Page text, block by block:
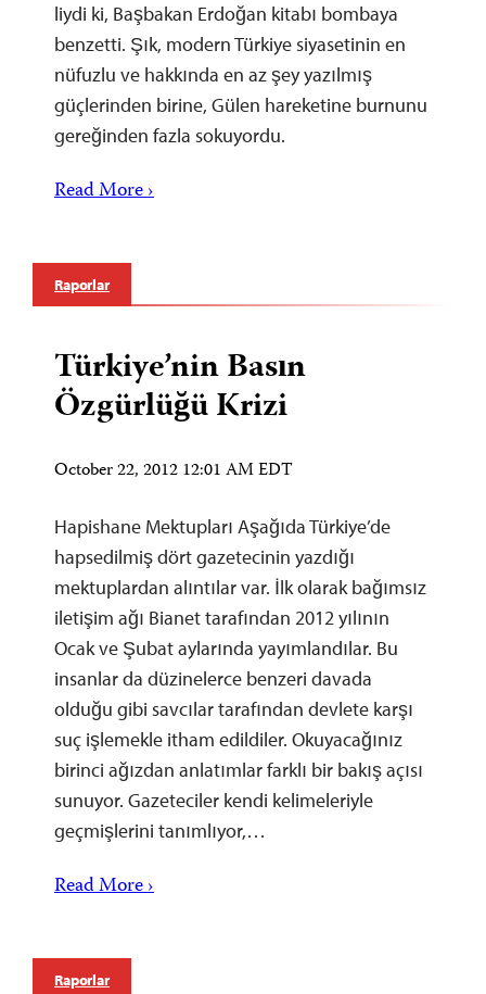
liydi ki, Başbakan Erdoğan kitabı bombaya
benzetti. Şık, modern Türkiye siyasetinin en
nüfuzlu ve hakkında en az şey yazılmış
güçlerinden birine, Gülen hareketine burnunu
gereğinden fazla sokuyordu.
Read More ›
Raporlar
Türkiye’nin Basın
Özgürlüğü Krizi
October 22, 2012 12:01 AM EDT
Hapishane Mektupları Aşağıda Türkiye’de
hapsedilmiş dört gazetecinin yazdığı
mektuplardan alıntılar var. İlk olarak bağımsız
iletişim ağı Bianet tarafından 2012 yılının
Ocak ve Şubat aylarında yayımlandılar. Bu
insanlar da düzinelerce benzeri davada
olduğu gibi savcılar tarafından devlete karşı
suç işlemekle itham edildiler. Okuyacağınız
birinci ağızdan anlatımlar farklı bir bakış açısı
sunuyor. Gazeteciler kendi kelimeleriyle
geçmişlerini tanımlıyor,…
Read More ›
Raporlar